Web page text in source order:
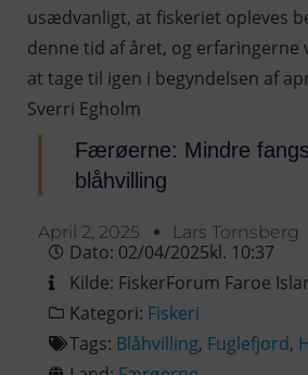
Færøerne: Mindre
blåhvilling
April 2, 2025 Lars Tornsberg
Dato: 02/04/2025kl. 10:37
Kilde: FiskerForum Faroe
Kategori: Fiskeri
Tags: Blåhvilling, Fuglefjord,